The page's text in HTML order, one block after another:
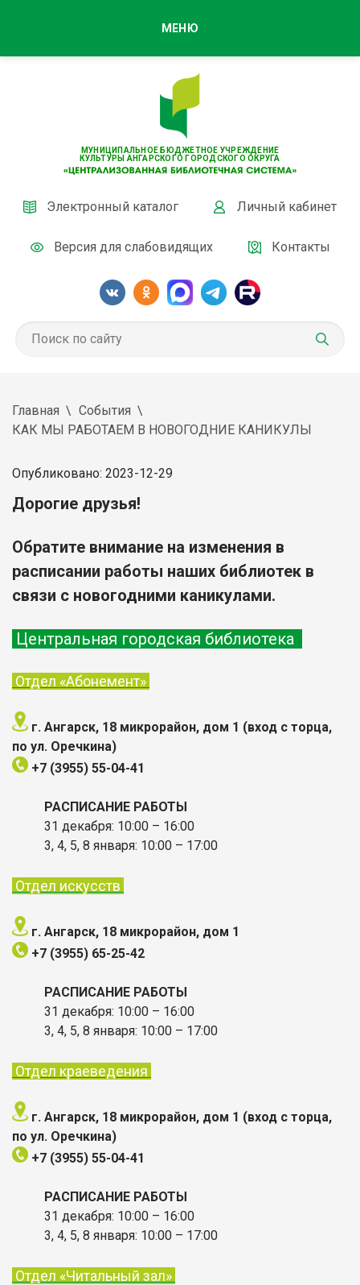
МУНИЦИПАЛЬНОЕ БЮДЖЕТНОЕ УЧРЕЖДЕНИЕ
КУЛЬТУРЫ АНГАРСКОГО ГОРОДСКОГО ОКРУГА
Электронный каталог Личный кабинет
Версия для слабовидящих Контакты
МЕНЮ
Главная
События
КАК МЫ РАБОТАЕМ В НОВОГОДНИЕ КАНИКУЛЫ
Опубликовано: 2023-12-29
Дорогие друзья!
Обратите внимание на изменения в
расписании работы наших библиотек в
связи с новогодними каникулами.
Центральная городская библиотека
Отдел «Абонемент»
г. Ангарск, 18 микрорайон, дом 1 (вход с торца,
по ул. Оречкина)
+7 (3955) 55-04-41
РАСПИСАНИЕ РАБОТЫ
31 декабря: 10:00 – 16:00
3, 4, 5, 8 января: 10:00 – 17:00
Отдел искусств
г. Ангарск, 18 микрорайон, дом 1
+7 (3955) 65-25-42
РАСПИСАНИЕ РАБОТЫ
31 декабря: 10:00 – 16:00
3, 4, 5, 8 января: 10:00 – 17:00
Отдел краеведения
г. Ангарск, 18 микрорайон, дом 1 (вход с торца,
по ул. Оречкина)
+7 (3955) 55-04-41
РАСПИСАНИЕ РАБОТЫ
31 декабря: 10:00 – 16:00
3, 4, 5, 8 января: 10:00 – 17:00
Отдел «Читальный зал»